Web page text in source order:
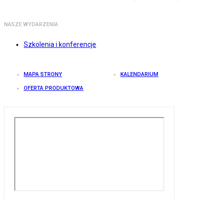
NASZE WYDARZENIA
Szkolenia i konferencje
MAPA STRONY KALENDARIUM
OFERTA PRODUKTOWA